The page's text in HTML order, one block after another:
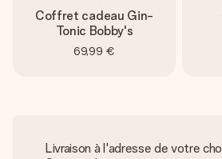
Coffret cadeau Gin-
Tonic Bobby's
69,99 €
Livraison à l'adresse de votre